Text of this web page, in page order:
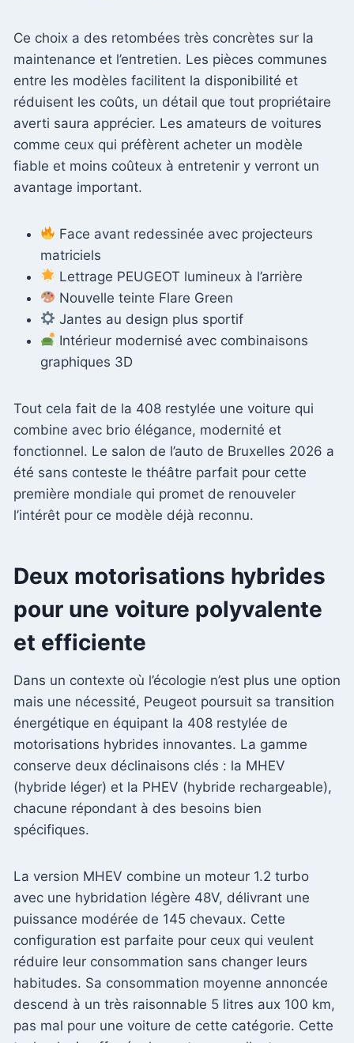
Ce choix a des retombées très concrètes sur la
maintenance et l’entretien. Les pièces communes
entre les modèles facilitent la disponibilité et
réduisent les coûts, un détail que tout propriétaire
averti saura apprécier. Les amateurs de voitures
comme ceux qui préfèrent acheter un modèle
fiable et moins coûteux à entretenir y verront un
avantage important.
Face avant redessinée avec projecteurs
matriciels
Lettrage PEUGEOT lumineux à l’arrière
Nouvelle teinte Flare Green
Jantes au design plus sportif
Intérieur modernisé avec combinaisons
graphiques 3D
Tout cela fait de la 408 restylée une voiture qui
combine avec brio élégance, modernité et
fonctionnel. Le salon de l’auto de Bruxelles 2026 a
été sans conteste le théâtre parfait pour cette
première mondiale qui promet de renouveler
l’intérêt pour ce modèle déjà reconnu.
Deux motorisations hybrides
pour une voiture polyvalente
et efficiente
Dans un contexte où l’écologie n’est plus une option
mais une nécessité, Peugeot poursuit sa transition
énergétique en équipant la 408 restylée de
motorisations hybrides innovantes. La gamme
conserve deux déclinaisons clés : la MHEV
(hybride léger) et la PHEV (hybride rechargeable),
chacune répondant à des besoins bien
spécifiques.
La version MHEV combine un moteur 1.2 turbo
avec une hybridation légère 48V, délivrant une
puissance modérée de 145 chevaux. Cette
configuration est parfaite pour ceux qui veulent
réduire leur consommation sans changer leurs
habitudes. Sa consommation moyenne annoncée
descend à un très raisonnable 5 litres aux 100 km,
pas mal pour une voiture de cette catégorie. Cette